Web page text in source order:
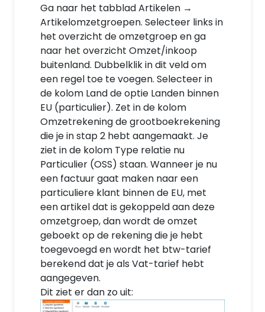
Ga naar het tabblad Artikelen →
Artikelomzetgroepen. Selecteer links in
het overzicht de omzetgroep en ga
naar het overzicht Omzet/inkoop
buitenland. Dubbelklik in dit veld om
een regel toe te voegen. Selecteer in
de kolom Land de optie Landen binnen
EU (particulier). Zet in de kolom
Omzetrekening de grootboekrekening
die je in stap 2 hebt aangemaakt. Je
ziet in de kolom Type relatie nu
Particulier (OSS) staan. Wanneer je nu
een factuur gaat maken naar een
particuliere klant binnen de EU, met
een artikel dat is gekoppeld aan deze
omzetgroep, dan wordt de omzet
geboekt op de rekening die je hebt
toegevoegd en wordt het btw-tarief
berekend dat je als Vat-tarief hebt
aangegeven.
Dit ziet er dan zo uit: